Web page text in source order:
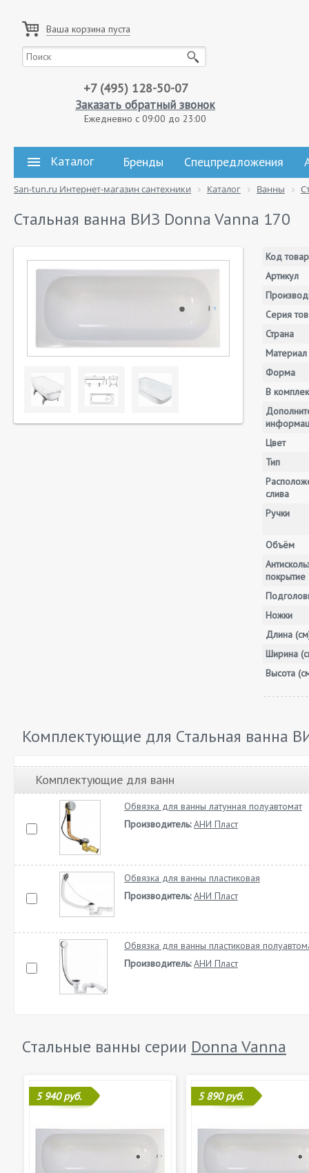
Ваша корзина пуста
+7 (495) 128-50-07
Заказать обратный звонок
Ежедневно с 09:00 до 23:00
Каталог Бренды Спецпредложения
San-tun.ru Интернет-магазин сантехники Каталог Ванны
Стальная ванна ВИЗ Donna Vanna 170
Код
Артикул
Серия
Страна
Материал
Форма
В
Цвет
Тип
слива
Ручки
Объём
покрытие
Ножки
Длина
Ширина
Высота
Комплектующие для Стальная ванна
Комплектующие для ванн
Обвязка для ванны латунная полуавтомат
Производитель: АНИ Пласт
Обвязка для ванны пластиковая
Производитель: АНИ Пласт
Обвязка для ванны пластиковая
Производитель: АНИ Пласт
Стальные ванны серии Donna Vanna
5 940 руб. 5 890 руб.